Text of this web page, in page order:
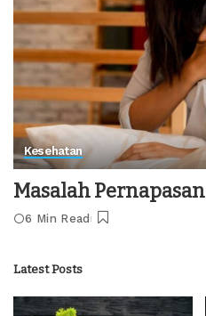
Kesehatan
Masalah Pernapasan
6 Min Read
Latest Posts